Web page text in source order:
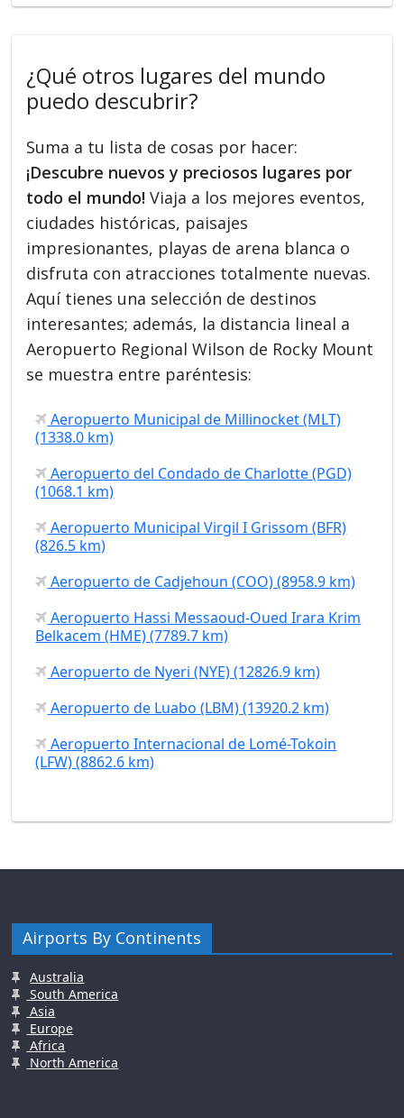
¿Qué otros lugares del mundo
puedo descubrir?
Suma a tu lista de cosas por hacer:
¡Descubre nuevos y preciosos lugares por
todo el mundo! Viaja a los mejores eventos,
ciudades históricas, paisajes
impresionantes, playas de arena blanca o
disfruta con atracciones totalmente nuevas.
Aquí tienes una selección de destinos
interesantes; además, la distancia lineal a
Aeropuerto Regional Wilson de Rocky Mount
se muestra entre paréntesis:
Aeropuerto Municipal de Millinocket (MLT)
(1338.0 km)
Aeropuerto del Condado de Charlotte (PGD)
(1068.1 km)
Aeropuerto Municipal Virgil I Grissom (BFR)
(826.5 km)
Aeropuerto de Cadjehoun (COO) (8958.9 km)
Aeropuerto Hassi Messaoud-Oued Irara Krim
Belkacem (HME) (7789.7 km)
Aeropuerto de Nyeri (NYE) (12826.9 km)
Aeropuerto de Luabo (LBM) (13920.2 km)
Aeropuerto Internacional de Lomé-Tokoin
(LFW) (8862.6 km)
Airports By Continents
Australia
South America
Asia
Europe
Africa
North America